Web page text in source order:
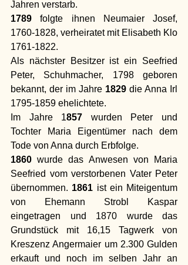
Jahren verstarb.
1789 folgte ihnen Neumaier Josef,
1760-1828, verheiratet mit Elisabeth Klo
1761-1822.
Als nächster Besitzer ist ein Seefried
Peter, Schuhmacher, 1798 geboren
bekannt, der im Jahre 1829 die Anna Irl
1795-1859 ehelichtete.
Im Jahre 1857 wurden Peter und
Tochter Maria Eigentümer nach dem
Tode von Anna durch Erbfolge.
1860 wurde das Anwesen von Maria
Seefried vom verstorbenen Vater Peter
übernommen. 1861 ist ein Miteigentum
von Ehemann Strobl Kaspar
eingetragen und 1870 wurde das
Grundstück mit 16,15 Tagwerk von
Kreszenz Angermaier um 2.300 Gulden
erkauft und noch im selben Jahr an